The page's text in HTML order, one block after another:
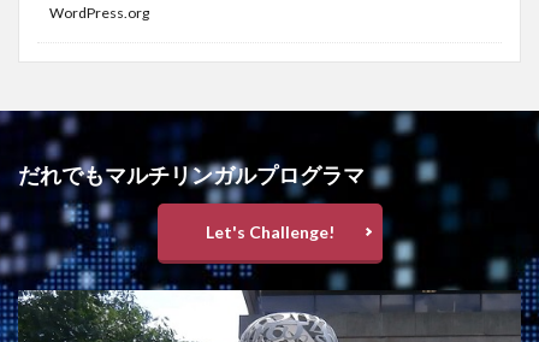
WordPress.org
だれでもマルチリンガルプログラマ
Let's Challenge!